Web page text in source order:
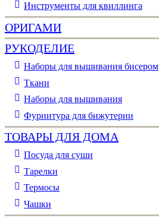
Инструменты для квиллинга
ОРИГАМИ
РУКОДЕЛИЕ
Наборы для вышивания бисером
Ткани
Наборы для вышивания
Фурнитура для бижутерии
ТОВАРЫ ДЛЯ ДОМА
Посуда для суши
Тарелки
Термосы
Чашки